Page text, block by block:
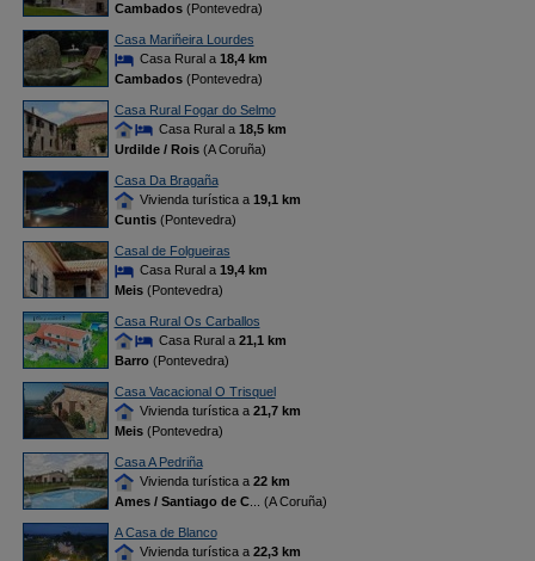
Cambados(Pontevedra)
Casa Mariñeira Lourdes
Casa Rural a 18,4 km
Cambados(Pontevedra)
Casa Rural Fogar do Selmo
Casa Rural a 18,5 km
Urdilde / Rois(A Coruña)
Casa Da Bragaña
Vivienda turística a 19,1 km
Cuntis(Pontevedra)
Casal de Folgueiras
Casa Rural a 19,4 km
Meis(Pontevedra)
Casa Rural Os Carballos
Casa Rural a 21,1 km
Barro(Pontevedra)
Casa Vacacional O Trisquel
Vivienda turística a 21,7 km
Meis(Pontevedra)
Casa A Pedriña
Vivienda turística a 22 km
Ames / Santiago de C... (A Coruña)
A Casa de Blanco
Vivienda turística a 22,3 km